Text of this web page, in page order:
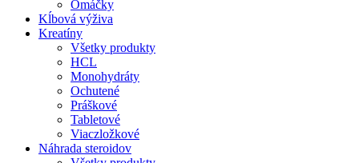
Omáčky
Kĺbová výživa
Kreatíny
Všetky produkty
HCL
Monohydráty
Ochutené
Práškové
Tabletové
Viaczložkové
Náhrada steroidov